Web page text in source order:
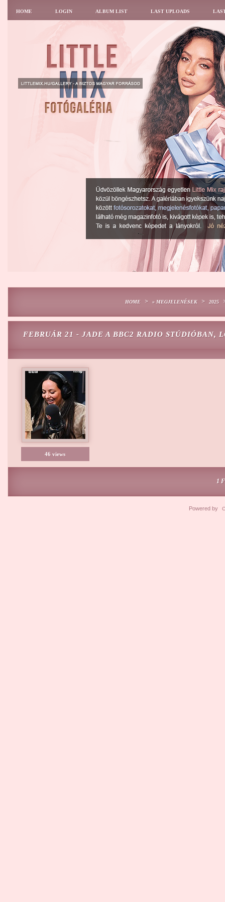
HOME LOGIN ALBUM LIST LAST UPLOADS
HOME > » MEGJELENÉSEK > 2025
FEBRUÁR 21 - JADE A BBC2 RADIO STÚDIÓBAN,
46 views
1
Powered by